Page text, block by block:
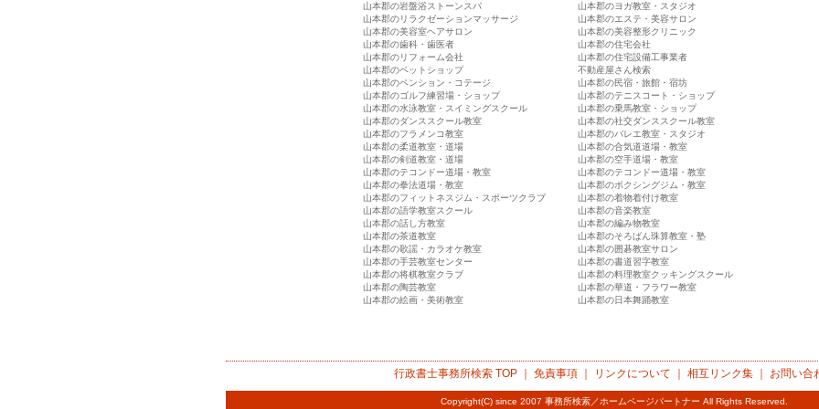
山本郡の岩盤浴ストーンスパ
山本郡のヨガ教室・スタジオ
山本郡のリラクゼーションマッサージ
山本郡のエステ・美容サロン
山本郡の美容室ヘアサロン
山本郡の美容整形クリニック
山本郡の歯科・歯医者
山本郡の住宅会社
山本郡のリフォーム会社
山本郡の住宅設備工事業者
山本郡のペットショップ
不動産屋さん検索
山本郡のペンション・コテージ
山本郡の民宿・旅館・宿坊
山本郡のゴルフ練習場・ショップ
山本郡のテニスコート・ショップ
山本郡の水泳教室・スイミングスクール
山本郡の乗馬教室・ショップ
山本郡のダンススクール教室
山本郡の社交ダンススクール教室
山本郡のフラメンコ教室
山本郡のバレエ教室・スタジオ
山本郡の柔道教室・道場
山本郡の合気道道場・教室
山本郡の剣道教室・道場
山本郡の空手道場・教室
山本郡のテコンドー道場・教室
山本郡のテコンドー道場・教室
山本郡の拳法道場・教室
山本郡のボクシングジム・教室
山本郡のフィットネスジム・スポーツクラブ
山本郡の着物着付け教室
山本郡の語学教室スクール
山本郡の音楽教室
山本郡の話し方教室
山本郡の編み物教室
山本郡の茶道教室
山本郡のそろばん珠算教室・塾
山本郡の歌謡・カラオケ教室
山本郡の囲碁教室サロン
山本郡の手芸教室センター
山本郡の書道習字教室
山本郡の将棋教室クラブ
山本郡の料理教室クッキングスクール
山本郡の陶芸教室
山本郡の華道・フラワー教室
山本郡の絵画・美術教室
山本郡の日本舞踊教室
行政書士事務所検索TOP ｜ 免責事項｜ リンクについて 相互リンク集｜ お問い合
Copyright(C) since 2007 事務所検索／ホームページパートナー All Rights Reserved.